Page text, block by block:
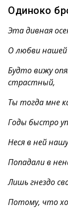
Одиноко
Эта дивная
О любви нашей
Будто вижу
страстный,
Ты тогда мне
Годы быстро
Неся в ней
Попадали в
Лишь гнездо
Потому, что